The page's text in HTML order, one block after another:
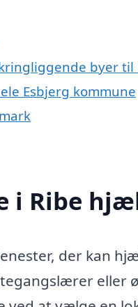
byer til
Esbjerg kommune
i Ribe
der kan
eller